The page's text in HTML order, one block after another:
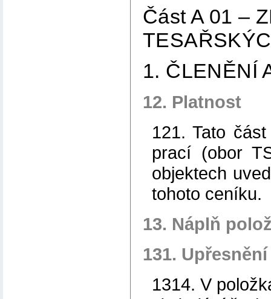
Část A 01 –
1. ČLENĚNÍ
12. Platnost
121. Tato
prací (obor
objektech
tohoto ceníku.
13. Náplň
131.
1314. V